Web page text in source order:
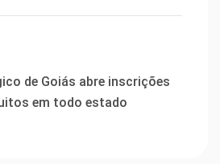
de Goiás abre inscrições
em todo estado